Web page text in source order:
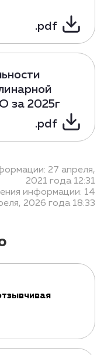
.pdf
за 2025г
.pdf
27 апреля,
2021 года 12:31
информации: 14
2026 года 18:33